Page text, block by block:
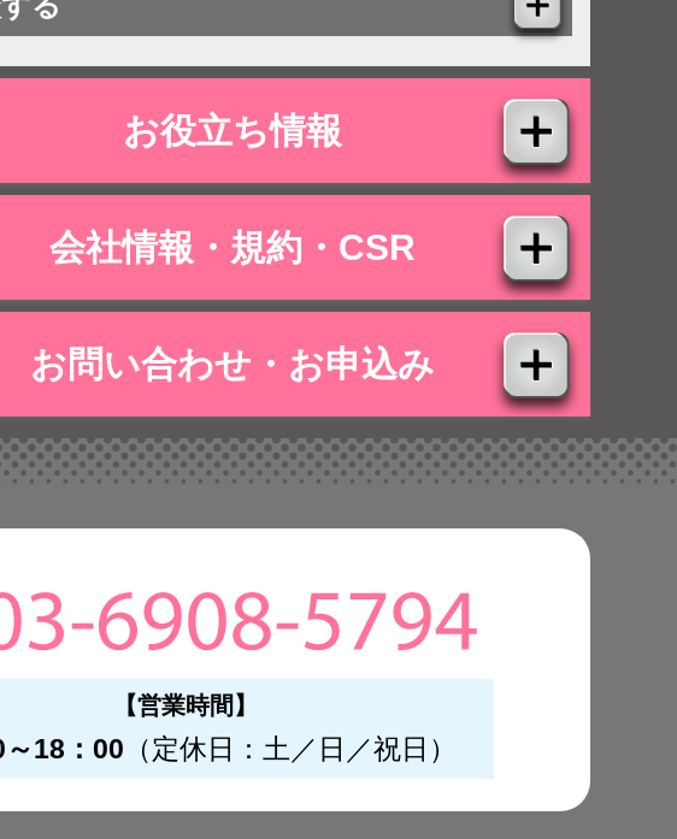
お役立ち情報
会社情報・規約・CSR
お問い合わせ・お申込み
【営業時間】
18：00 （定休日：土／日／祝日）